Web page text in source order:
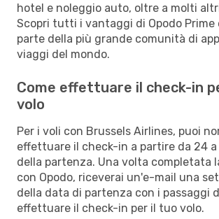
hotel e noleggio auto, oltre a molti
Scopri tutti i vantaggi di Opodo Prime
parte della più grande comunità di
viaggi del mondo.
Come effettuare il check-in
volo
Per i voli con Brussels Airlines, puoi
effettuare il check-in a partire da 24 a
della partenza. Una volta completata
con Opodo, riceverai un'e-mail una
della data di partenza con i passaggi
effettuare il check-in per il tuo volo.